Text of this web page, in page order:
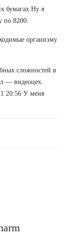
бумагах Ну я
по 8200.
организму
сложностей в
— видеоцех.
20:56 У меня